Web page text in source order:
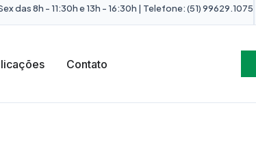
das 8h - 11:30h e 13h - 16:30h | Telefone: (51) 99629.1075
Contato